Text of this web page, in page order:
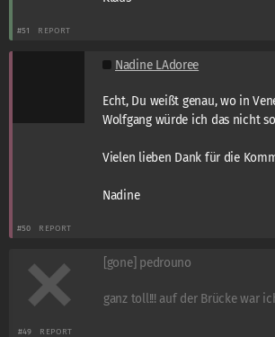
#51 REPORT
Nadine LAdoree
Echt, Du weißt genau, wo in
Wolfgang würde ich das nicht
Vielen lieben Dank für die
Nadine
#50 REPORT
[gone] pedrouno
ganz toll!!! auf der Brücke war
#49 REPORT